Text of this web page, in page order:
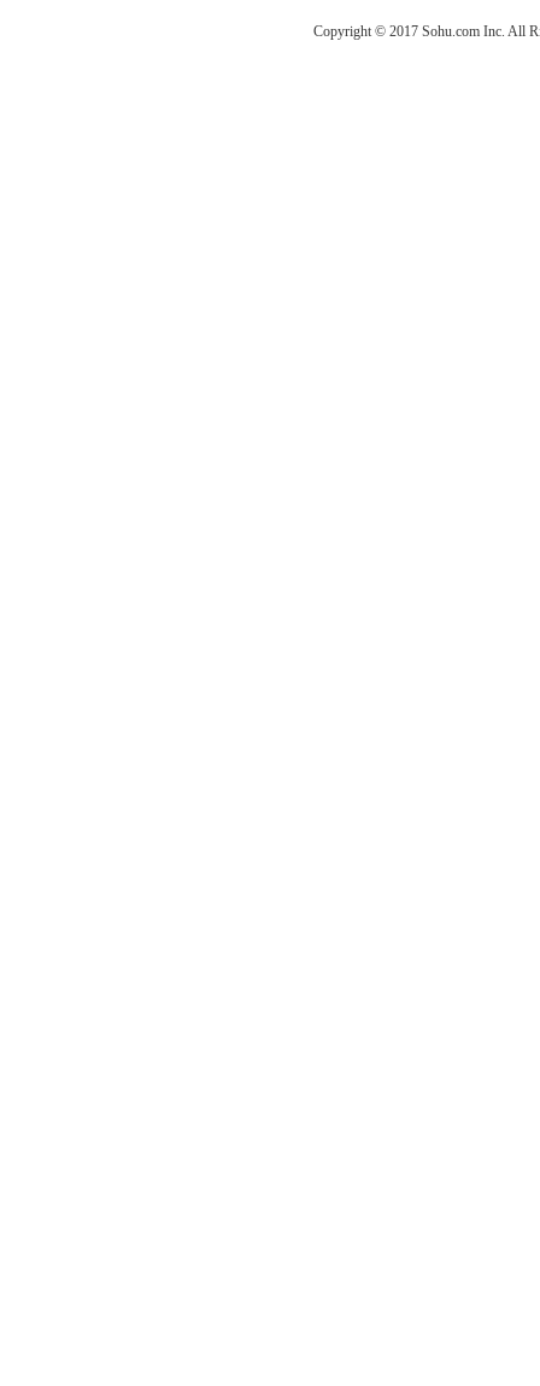
Copyright © 2017 Sohu.com Inc. All